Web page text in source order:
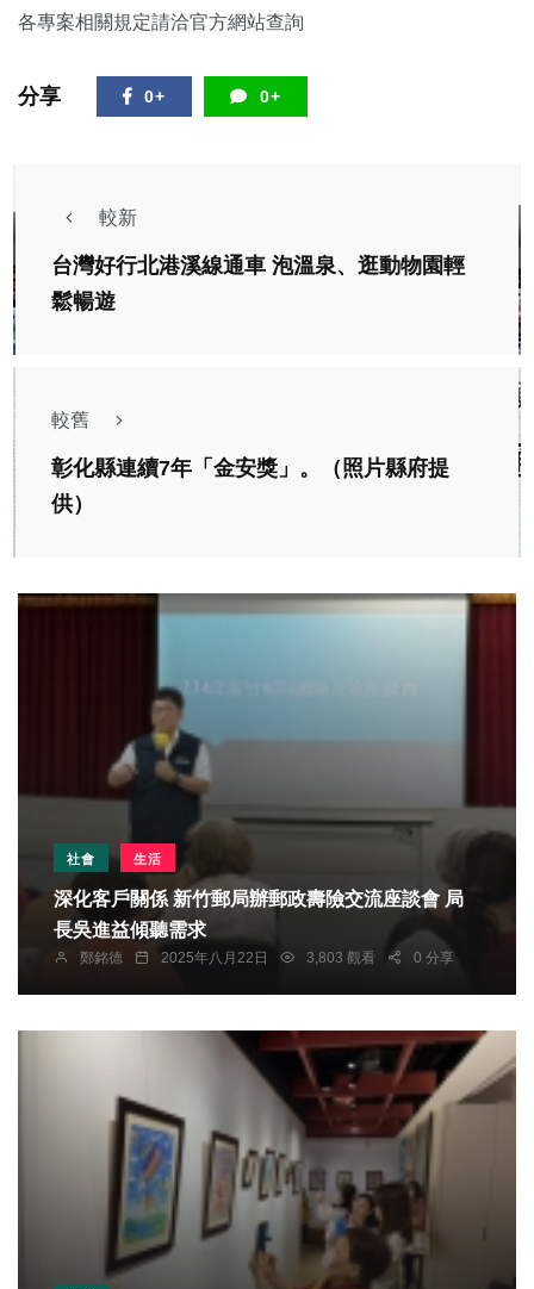
各專案相關規定請洽官方網站查詢
分享 0+ 0+
較新
台灣好行北港溪線通車 泡溫泉、逛動物園輕
鬆暢遊
較舊
彰化縣連續7年「金安獎」。（照片縣府提
供）
社會 生活
深化客戶關係 新竹郵局辦郵政壽險交流座談會 局
長吳進益傾聽需求
鄭銘德 2025年八月22日 3,803 觀看 0 分享